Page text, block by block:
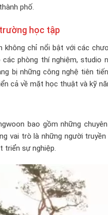
phố.
học tập
không chỉ nổi bật với các
phòng thí nghiệm,
bị những công nghệ tiên
cả về mặt học thuật và kỹ
bao gồm những
vai trò là những người
triển sự nghiệp.